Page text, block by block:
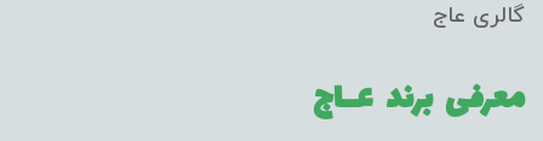
گالری عاج
معرفی برند عــاج